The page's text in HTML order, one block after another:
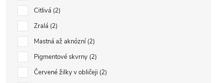
Citlivá 2
Zralá 2
Mastná až aknózní 2
Pigmentové skvrny 2
Červené žilky v obličeji 2